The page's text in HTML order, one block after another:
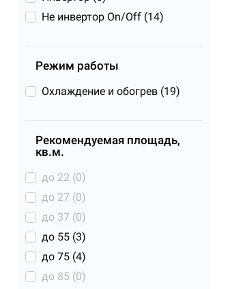
Не инвертор On/Off (14)
Режим работы
Охлаждение и обогрев (19)
Рекомендуемая площадь,
кв.м.
до 22 (0)
до 27 (0)
до 37 (0)
до 55 (3)
до 75 (4)
до 85 (0)